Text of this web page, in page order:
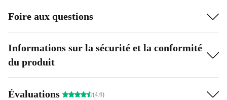
Foire aux questions
Informations sur la sécurité et la conformité
du produit
Évaluations (4.6)